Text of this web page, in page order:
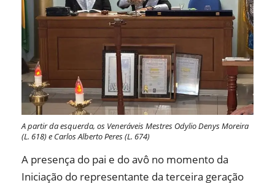
A partir da esquerda, os Veneráveis Mestres Odylio Denys Moreira
(L. 618) e Carlos Alberto Peres (L. 674)
A presença do pai e do avô no momento da
Iniciação do representante da terceira geração